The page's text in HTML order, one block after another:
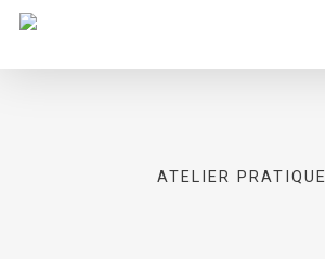
Skip
main
ATELIER PRATIQUE